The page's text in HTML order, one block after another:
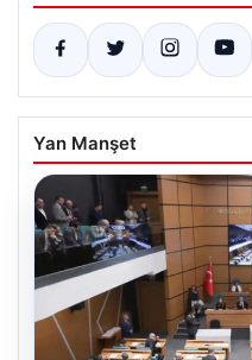
Yan Manşet